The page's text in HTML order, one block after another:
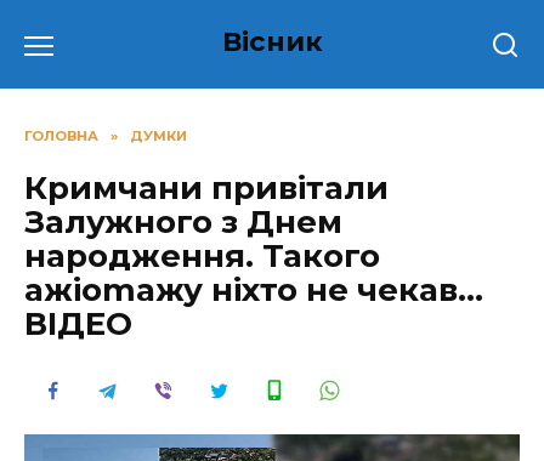
до
Вісник
ГОЛОВНА » ДУМКИ
Кримчани привітали
Залужного з Днем
народження. Такого
ажiоmажу ніхто не чекав…
ВІДЕО